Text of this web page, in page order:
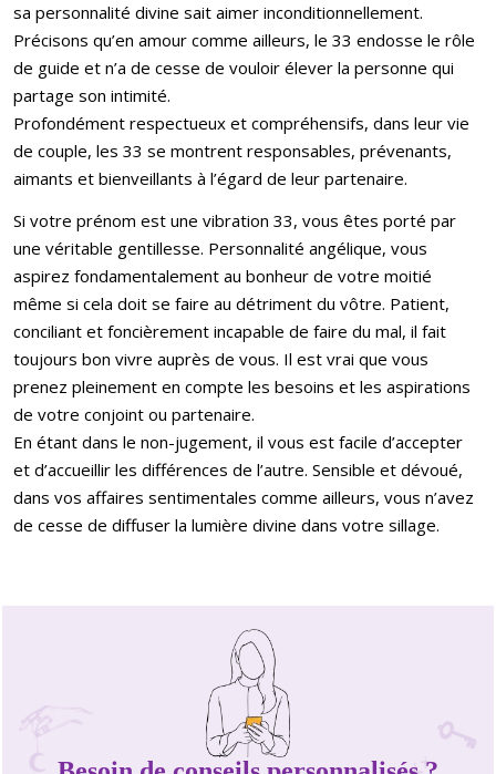
sa personnalité divine sait aimer inconditionnellement.
Précisons qu’en amour comme ailleurs, le 33 endosse le rôle
de guide et n’a de cesse de vouloir élever la personne qui
partage son intimité.
Profondément respectueux et compréhensifs, dans leur vie
de couple, les 33 se montrent responsables, prévenants,
aimants et bienveillants à l’égard de leur partenaire.
Si votre prénom est une vibration 33, vous êtes porté par
une véritable gentillesse. Personnalité angélique, vous
aspirez fondamentalement au bonheur de votre moitié
même si cela doit se faire au détriment du vôtre. Patient,
conciliant et foncièrement incapable de faire du mal, il fait
toujours bon vivre auprès de vous. Il est vrai que vous
prenez pleinement en compte les besoins et les aspirations
de votre conjoint ou partenaire.
En étant dans le non-jugement, il vous est facile d’accepter
et d’accueillir les différences de l’autre. Sensible et dévoué,
dans vos affaires sentimentales comme ailleurs, vous n’avez
de cesse de diffuser la lumière divine dans votre sillage.